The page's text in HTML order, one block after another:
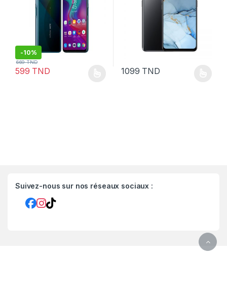
-10%
599 TND
669TND
1099 TND
Suivez-nous sur nos réseaux sociaux :